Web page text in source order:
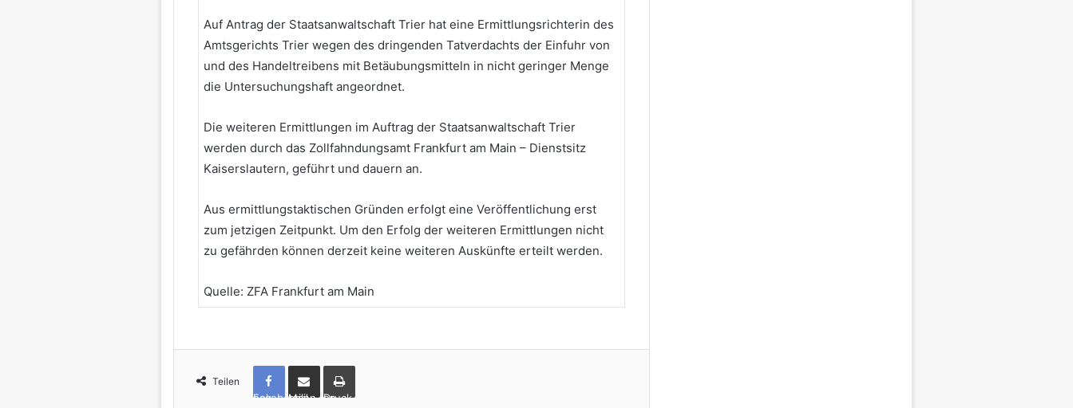
Auf Antrag der Staatsanwaltschaft Trier hat eine Ermittlungsrichterin des
Amtsgerichts Trier wegen des dringenden Tatverdachts der Einfuhr von
und des Handeltreibens mit Betäubungsmitteln in nicht geringer Menge
die Untersuchungshaft angeordnet.
Die weiteren Ermittlungen im Auftrag der Staatsanwaltschaft Trier
werden durch das Zollfahndungsamt Frankfurt am Main – Dienstsitz
Kaiserslautern, geführt und dauern an.
Aus ermittlungstaktischen Gründen erfolgt eine Veröffentlichung erst
zum jetzigen Zeitpunkt. Um den Erfolg der weiteren Ermittlungen nicht
zu gefährden können derzeit keine weiteren Auskünfte erteilt werden.
Quelle: ZFA Frankfurt am Main
Teilen
Facebook per Mail teilen Drucken